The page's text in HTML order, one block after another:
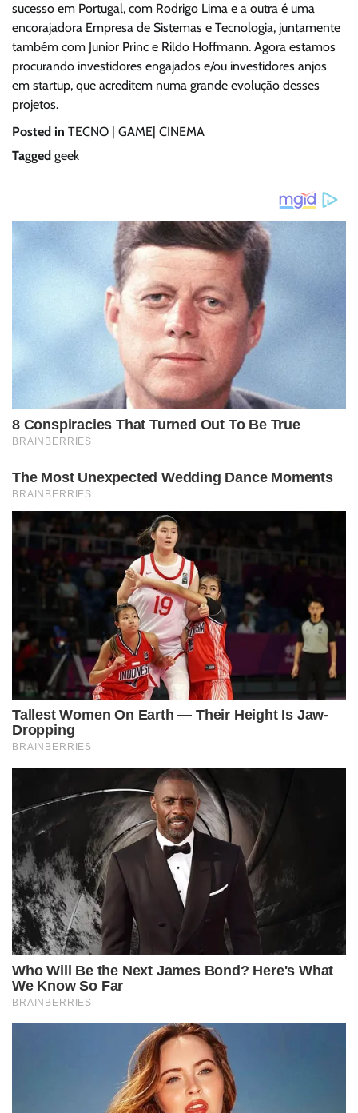
sucesso em Portugal, com Rodrigo Lima e a outra é uma
encorajadora Empresa de Sistemas e Tecnologia, juntamente
também com Junior Princ e Rildo Hoffmann. Agora estamos
procurando investidores engajados e/ou investidores anjos
em startup, que acreditem numa grande evolução desses
projetos.
Posted in TECNO | GAME| CINEMA
Tagged geek